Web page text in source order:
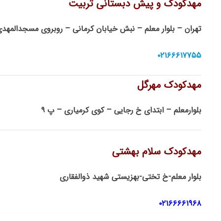
مهدکودک و پیش دبستانی تربیت
تهران – بلوار معلم – نبش خیابان کرمانی – روبروی
۰۲۱۶۶۶۱۷۷۵۵
مهدکودک مهرگل
بلوارمعلم – ابتدای خ رجایی – کوی کرمیاری – پ ۹
مهدکودک سلام بهشتی
بلوار معلم-خ تختی-بهزیستی شهید ذوالفقاری
۰۲۱۶۶۶۶۱۹۶۸